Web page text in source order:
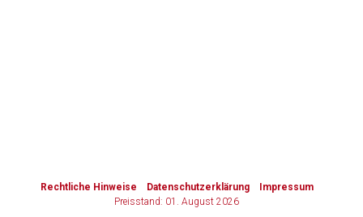
Rechtliche Hinweise Datenschutzerklärung
Impressum
Preisstand: 01. August 2026